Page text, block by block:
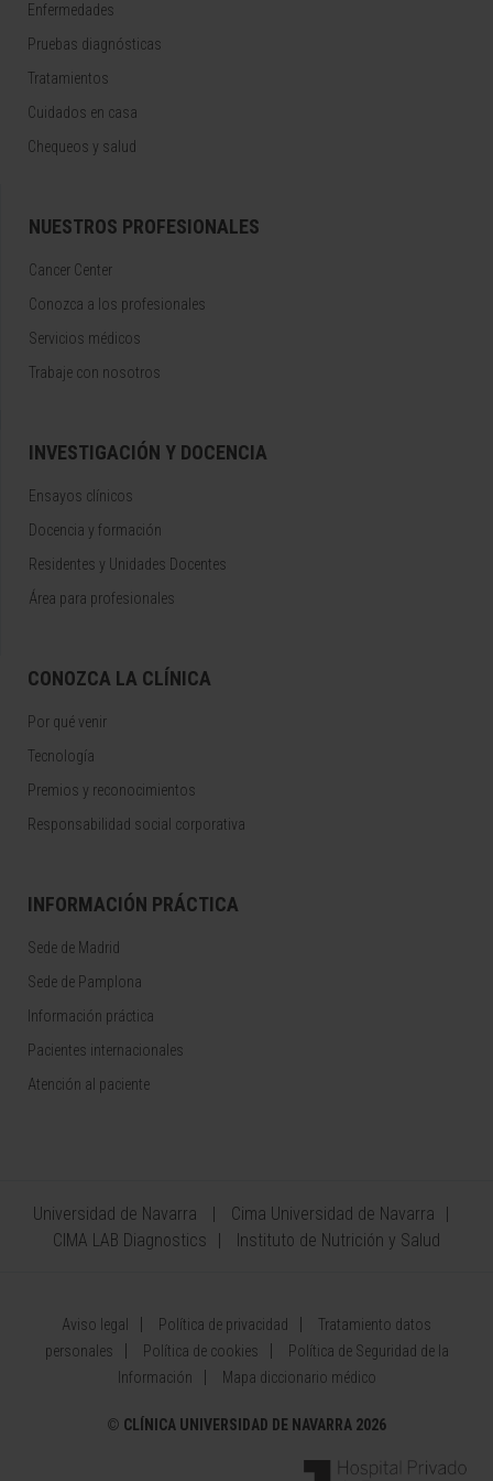
Enfermedades
Pruebas diagnósticas
Tratamientos
Cuidados en casa
Chequeos y salud
NUESTROS PROFESIONALES
Cancer Center
Conozca a los profesionales
Servicios médicos
Trabaje con nosotros
INVESTIGACIÓN Y DOCENCIA
Ensayos clínicos
Docencia y formación
Residentes y Unidades Docentes
Área para profesionales
CONOZCA LA CLÍNICA
Por qué venir
Tecnología
Premios y reconocimientos
Responsabilidad social corporativa
INFORMACIÓN PRÁCTICA
Sede de Madrid
Sede de Pamplona
Información práctica
Pacientes internacionales
Atención al paciente
Universidad de Navarra
Cima Universidad de Navarra
CIMA LAB Diagnostics
Instituto de Nutrición y Salud
Aviso legal Política de privacidad
Tratamiento datos
personales
Política de cookies
Política de Seguridad de la
Información
Mapa diccionario médico
© CLÍNICA UNIVERSIDAD DE NAVARRA 2026